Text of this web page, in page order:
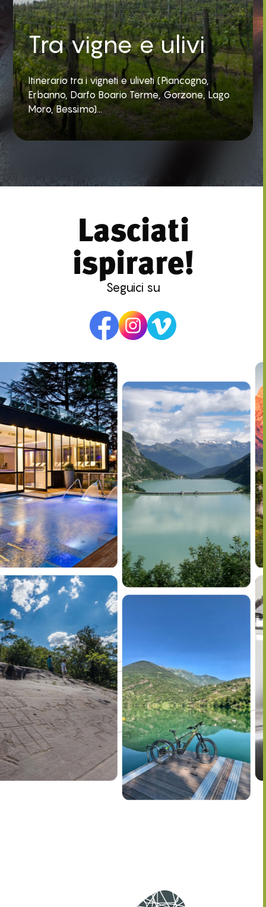
Tra vigne e ulivi
Itinerario tra i vigneti e uliveti (Piancogno,
Erbanno, Darfo Boario Terme, Gorzone, Lago
Moro, Bessimo)...
Lasciati
ispirare!
Seguici su